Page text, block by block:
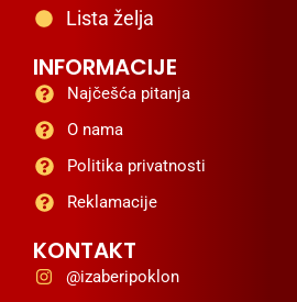
Lista želja
INFORMACIJE
Najčešća pitanja
O nama
Politika privatnosti
Reklamacije
KONTAKT
@izaberipoklon